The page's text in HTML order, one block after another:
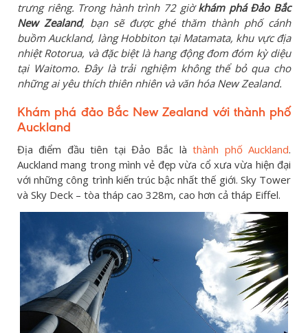
trưng riêng. Trong hành trình 72 giờkhám phá Đảo Bắc
New Zealand, bạn sẽ được ghé thăm thành phố cánh
buồm Auckland, làng Hobbiton tại Matamata, khu vực địa
nhiệt Rotorua, và đặc biệt là hang động đom đóm kỳ diệu
tại Waitomo. Đây là trải nghiệm không thể bỏ qua cho
những ai yêu thích thiên nhiên và văn hóa New Zealand.
Khám phá đảo Bắc New Zealand với thành phố
Auckland
Địa điểm đầu tiên tại Đảo Bắc làthành phố Auckland.
Auckland mang trong mình vẻ đẹp vừa cổ xưa vừa hiện đại
với những công trình kiến trúc bậc nhất thế giới. Sky Tower
và Sky Deck – tòa tháp cao 328m, cao hơn cả tháp Eiffel.